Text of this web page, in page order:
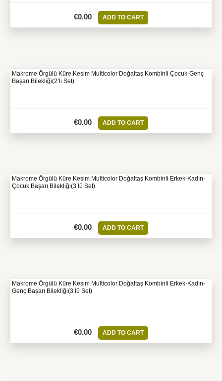
€0.00 ADD TO CART
Makrome Örgülü Küre Kesim Multicolor Doğaltaş Kombinli Çocuk-Genç
Başarı Bilekliği(2’li Set)
€0.00 ADD TO CART
Makrome Örgülü Küre Kesim Multicolor Doğaltaş Kombinli Erkek-Kadın-
Çocuk Başarı Bilekliği(3’lü Set)
€0.00 ADD TO CART
Makrome Örgülü Küre Kesim Multicolor Doğaltaş Kombinli Erkek-Kadın-
Genç Başarı Bilekliği(3’lü Set)
€0.00 ADD TO CART